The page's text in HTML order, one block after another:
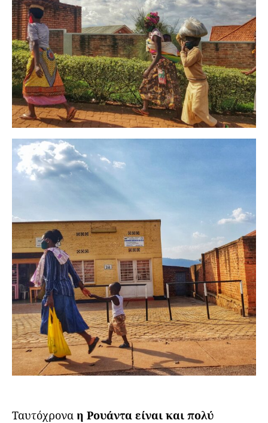
Ταυτόχρονα η Ρουάντα είναι και πολύ